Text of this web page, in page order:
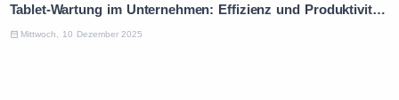
Tablet-Wartung im Unternehmen: Effizienz und Produktivität optimieren
Mittwoch, 10 Dezember 2025